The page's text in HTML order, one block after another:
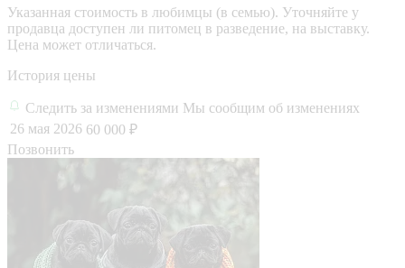
Указанная стоимость в любимцы (в семью). Уточняйте у
продавца доступен ли питомец в разведение, на выставку.
Цена может отличаться.
История цены
Следить за изменениями Мы сообщим об изменениях
26 мая 2026 60 000 ₽
Позвонить